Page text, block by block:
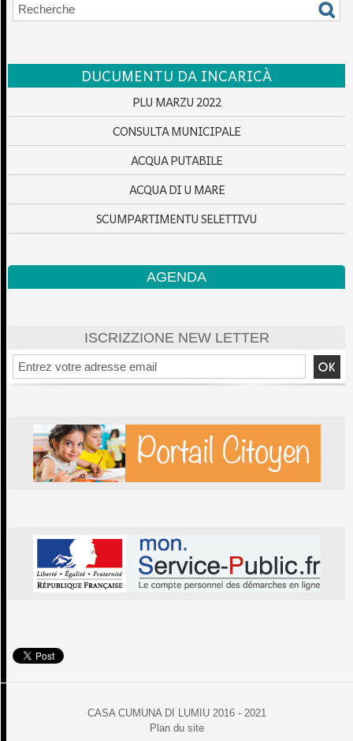
DUCUMENTU DA INCARICÀ
PLU MARZU 2022
CONSULTA MUNICIPALE
ACQUA PUTABILE
ACQUA DI U MARE
SCUMPARTIMENTU SELETTIVU
AGENDA
ISCRIZZIONE NEW LETTER
CASA CUMUNA DI LUMIU 2016 - 2021
Plan du site